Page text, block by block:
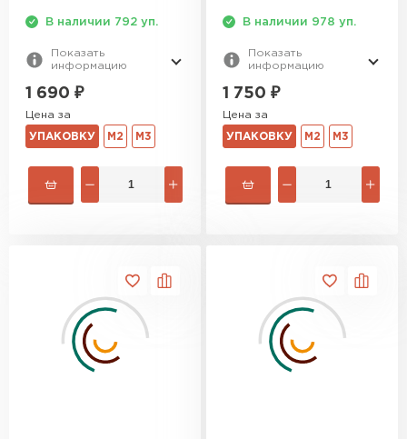
В наличии 792 уп.
Показать
информацию
1 690 ₽
Цена за
УПАКОВКУ М2 М3
В наличии 978 уп.
Показать
информацию
1 750 ₽
Цена за
УПАКОВКУ М2 М3